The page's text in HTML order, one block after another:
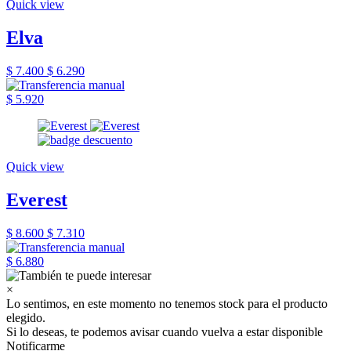
Quick view
Elva
$ 7.400 $ 6.290
$ 5.920
Quick view
Everest
$ 8.600 $ 7.310
$ 6.880
×
Lo sentimos, en este momento no tenemos stock para el producto
elegido.
Si lo deseas, te podemos avisar cuando vuelva a estar disponible
Notificarme